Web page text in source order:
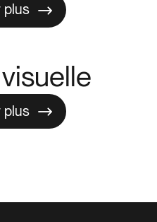
plus
plus
plus
plus